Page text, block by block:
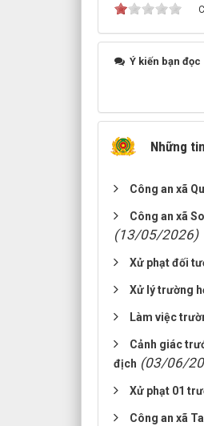
Ý kiến bạn đọc
Những
Công an xã
Công an xã
(13/05/2026)
Xử phạt đối
Xử lý trường
Làm việc
Cảnh giác
địch (03/06/
Xử phạt 01
Công an xã